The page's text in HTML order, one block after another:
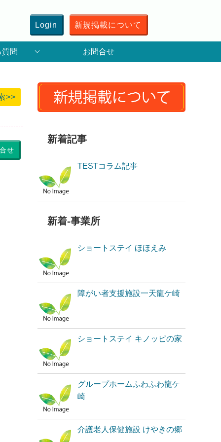
Login 新規掲載について
問 お問合せ
>>
せ
新着記事
TESTコラム記事
新着-事業所
ショートステイ ほほえみ
障がい者支援施設一天龍ケ崎
ショートステイ キノッピの家
グループホームふわふわ龍ケ
崎
介護老人保健施設 けやきの郷